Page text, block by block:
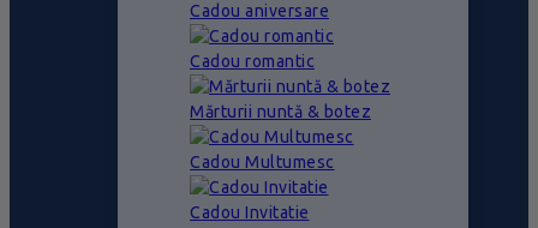
Cadou aniversare
Cadou romantic
Mărturii nuntă & botez
Cadou Multumesc
Cadou Invitatie